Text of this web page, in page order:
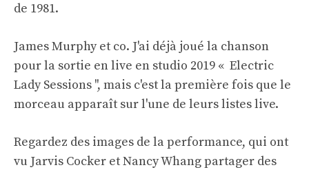
de 1981.
James Murphy et co. J'ai déjà joué la chanson
pour la sortie en live en studio 2019 « Electric
Lady Sessions '', mais c'est la première fois que le
morceau apparaît sur l'une de leurs listes live.
Regardez des images de la performance, qui ont
vu Jarvis Cocker et Nancy Whang partager des